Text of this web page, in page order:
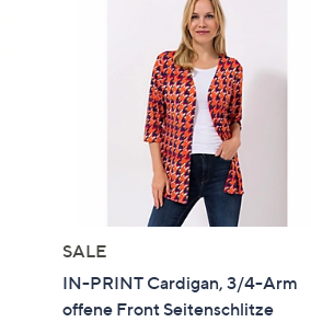
SALE
IN-PRINT Cardigan, 3/4-Arm
offene Front Seitenschlitze